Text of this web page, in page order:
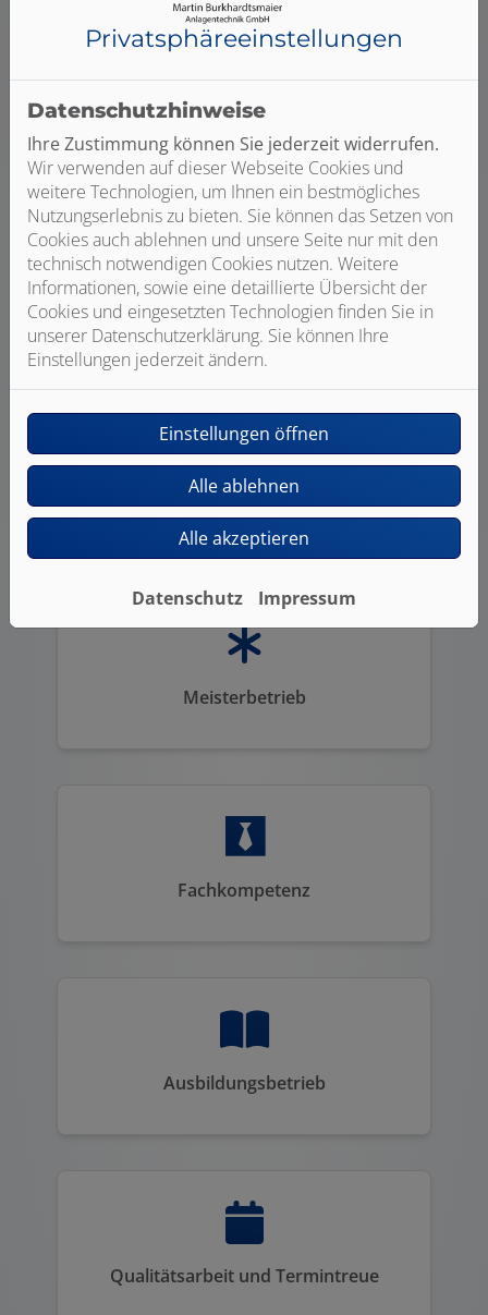
Anerkannter Fachbetrieb
Viele Jahre Erfahrung
Ausgezeichnete Qualität und Service
Meisterbetrieb
Fachkompetenz
Ausbildungsbetrieb
Qualitätsarbeit und Termintreue
Privatsphäre­einstellungen
Datenschutzhinweise
Ihre Zustimmung können Sie jederzeit widerrufen.
Wir verwenden auf dieser Webseite Cookies und
weitere Technologien, um Ihnen ein bestmögliches
Nutzungserlebnis zu bieten. Sie können das Setzen von
Cookies auch ablehnen und unsere Seite nur mit den
technisch notwendigen Cookies nutzen. Weitere
Informationen, sowie eine detaillierte Übersicht der
Cookies und eingesetzten Technologien finden Sie in
unserer Datenschutzerklärung. Sie können Ihre
Einstellungen jederzeit ändern.
Einstellungen öffnen
Alle ablehnen
Alle akzeptieren
Datenschutz Impressum